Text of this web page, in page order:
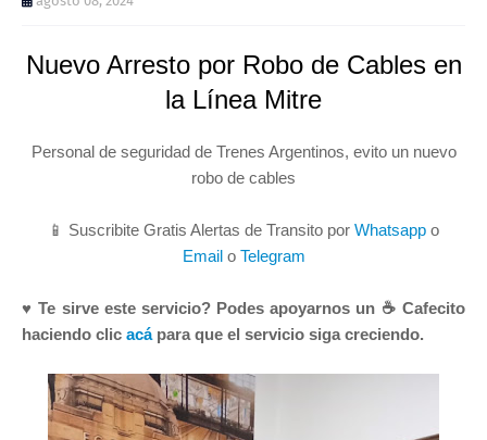
Nuevo Arresto por Robo de Cables en
la Línea Mitre
Personal de seguridad de Trenes Argentinos, evito un nuevo
robo de cables
📱 Suscribite Gratis Alertas de Transito por Whatsapp o
Emailo Telegram
♥ Te sirve este servicio? Podes apoyarnos un ☕ Cafecito
haciendo clic acápara que el servicio siga creciendo.